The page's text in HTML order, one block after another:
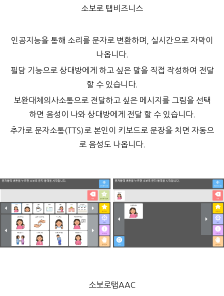
소보로 탭비즈니스
인공지능을 통해 소리를 문자로 변환하며, 실시간으로 자막이
나옵니다.
필담 기능으로 상대방에게 하고 싶은 말을 직접 작성하여 전달
할 수 있습니다.
보완대체의사소통으로 전달하고 싶은 메시지를 그림을 선택
하면 음성이 나와 상대방에게 전달 할 수 있습니다.
추가로 문자소통(TTS)로 본인이 키보드로 문장을 치면 자동으
로 음성도 나옵니다.
소보로탭AAC